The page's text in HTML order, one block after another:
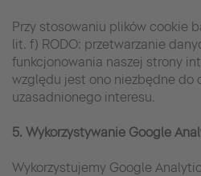
Przy stosowaniu plików cookie
lit. f) RODO: przetwarzanie
funkcjonowania naszej strony
względu jest ono niezbędne do
uzasadnionego interesu.
5. Wykorzystywanie Google
Wykorzystujemy Google